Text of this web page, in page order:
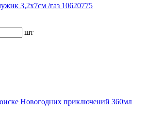
3,2х7см /газ 10620775
шт
Новогодних приключений 360мл